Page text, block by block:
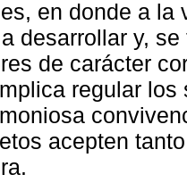
en donde a la
desarrollar y,
de carácter
regular
acepten